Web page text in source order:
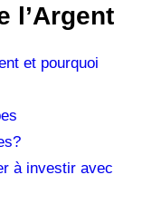
l’Argent
et pourquoi
à investir avec